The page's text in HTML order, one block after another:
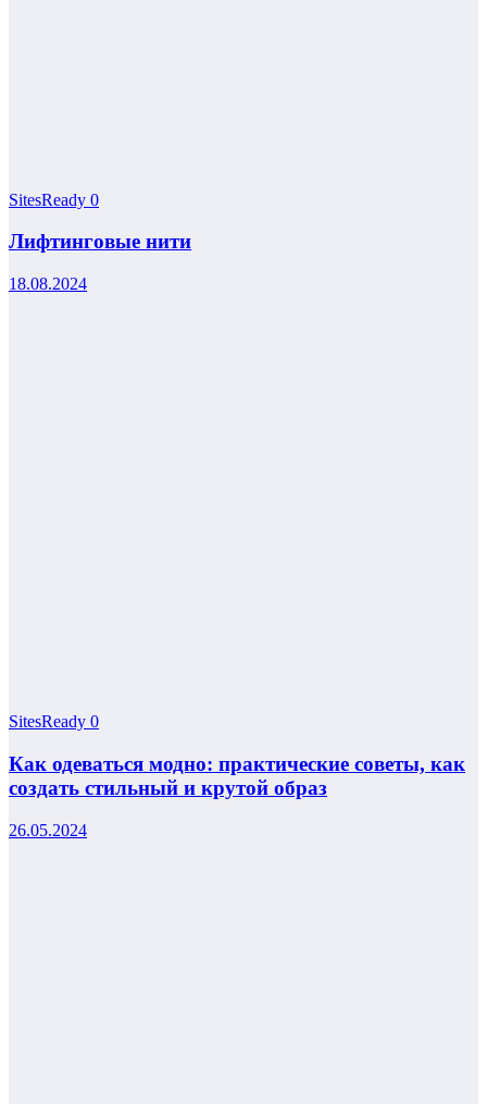
SitesReady 0
Лифтинговые нити
18.08.2024
SitesReady 0
Как одеваться модно: практические советы, как
создать стильный и крутой образ
26.05.2024